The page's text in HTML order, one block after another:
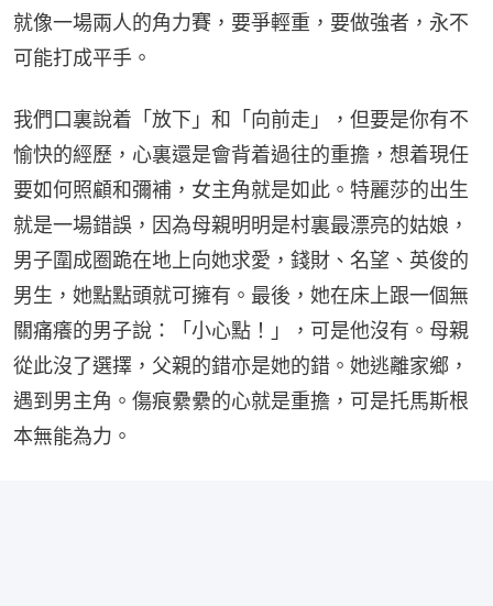
就像一場兩人的角力賽，要爭輕重，要做強者，永不
可能打成平手。
我們口裏說着「放下」和「向前走」，但要是你有不
愉快的經歷，心裏還是會背着過往的重擔，想着現任
要如何照顧和彌補，女主角就是如此。特麗莎的出生
就是一場錯誤，因為母親明明是村裏最漂亮的姑娘，
男子圍成圈跪在地上向她求愛，錢財、名望、英俊的
男生，她點點頭就可擁有。最後，她在床上跟一個無
關痛癢的男子說：「小心點！」，可是他沒有。母親
從此沒了選擇，父親的錯亦是她的錯。她逃離家鄉，
遇到男主角。傷痕纍纍的心就是重擔，可是托馬斯根
本無能為力。